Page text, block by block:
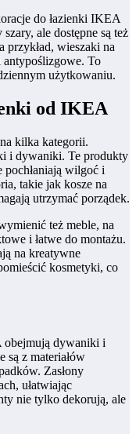
do łazienki IKEA
ale dostępne są też
przykład, wieszaki na
To
użytkowaniu.
od IKEA
kilka kategorii.
i dywaniki. Te produkty
pochłaniają wilgoć i
takie jak kosze na
utrzymać porządek.
też meble, na
i łatwe do montażu.
na kreatywne
kosmetyki, co
obejmują dywaniki i
są z materiałów
Zasłony
ułatwiając
nie tylko dekorują, ale